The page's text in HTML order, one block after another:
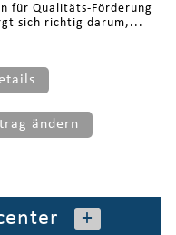
für Qualitäts-Förderung
sich richtig darum,...
ändern
+